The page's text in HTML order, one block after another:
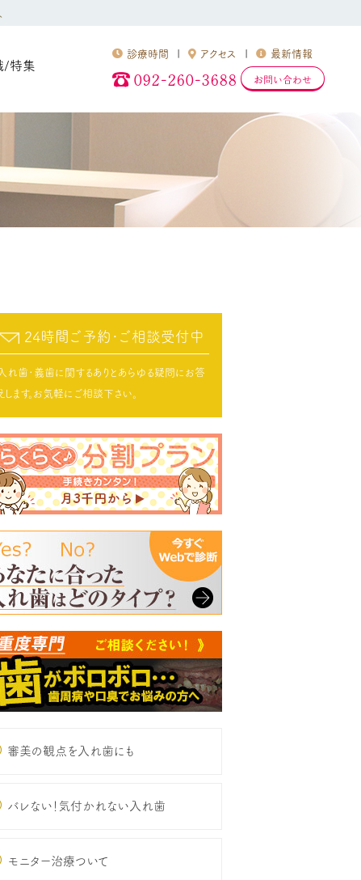
/特集
診療時間 アクセス 最新情報
092-260-3688 お問い合わせ
24時間ご予約･ご相談受付中
入れ歯･義歯に関するありとあらゆる疑問にお答
えします。お気軽にご相談下さい。
審美の観点を入れ歯にも
バレない！気付かれない入れ歯
モニター治療ついて